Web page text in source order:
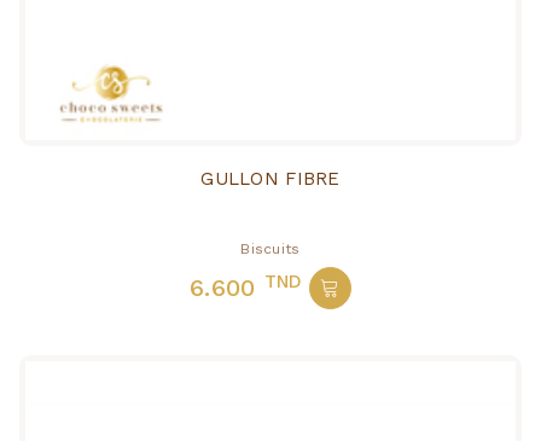
GULLON FIBRE
Biscuits
6.600 TND